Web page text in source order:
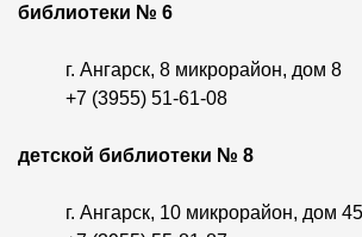
библиотеки № 6
г. Ангарск, 8 микрорайон, дом 8
+7 (3955) 51-61-08
детской библиотеки № 8
г. Ангарск, 10 микрорайон, дом 45